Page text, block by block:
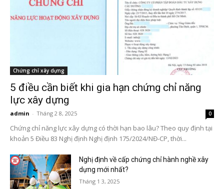
Chứng chỉ xây dựng
5 điều cần biết khi gia hạn chứng chỉ năng
lực xây dựng
admin - Tháng 2 8, 2025 0
Chứng chỉ năng lực xây dựng có thời hạn bao lâu? Theo quy định tại
khoản 5 Điều 83 Nghị định Nghị định 175/2024/NĐ-CP, thời...
Nghị định về cấp chứng chỉ hành nghề xây
dựng mới nhất?
Tháng 1 3, 2025